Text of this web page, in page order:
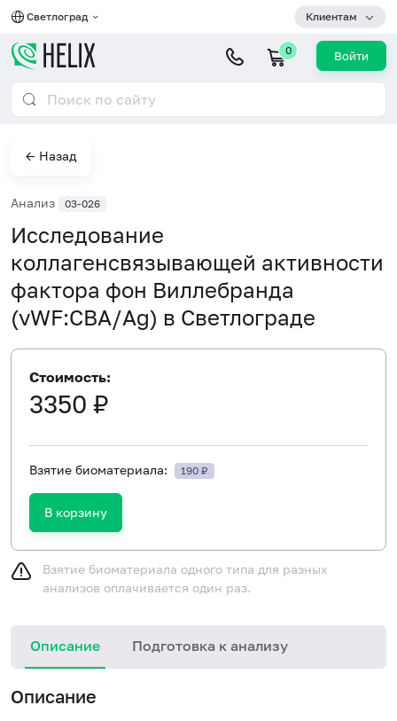
Светлоград Клиентам
0 Войти
← Назад
Анализ 03-026
Исследование
коллагенсвязывающей активности
фактора фон Виллебранда
(vWF:CBA/Ag) в Светлограде
Стоимость:
3350 ₽
Взятие биоматериала: 190 ₽
В корзину
Взятие биоматериала одного типа для разных
анализов оплачивается один раз.
Описание Подготовка к анализу
Описание